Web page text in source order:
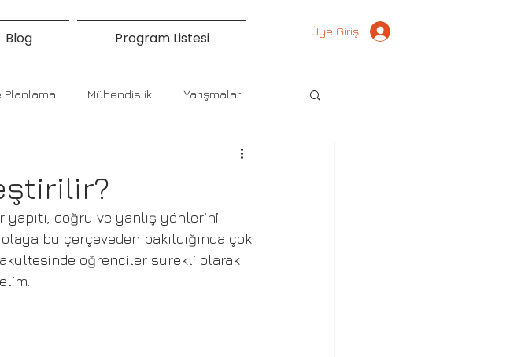
Blog Program Listesi Üye Giriş
Planlama Mühendislik Yarışmalar
yapıtı, doğru ve yanlış yönlerini
bu çerçeveden bakıldığında çok
öğrenciler sürekli olarak